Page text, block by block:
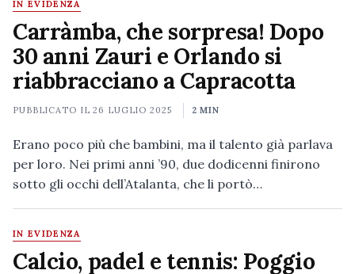
IN EVIDENZA
Carràmba, che sorpresa! Dopo
30 anni Zauri e Orlando si
riabbracciano a Capracotta
PUBBLICATO IL26 LUGLIO 2025 2 MIN
Erano poco più che bambini, ma il talento già parlava
per loro. Nei primi anni ’90, due dodicenni finirono
sotto gli occhi dell’Atalanta, che li portò…
IN EVIDENZA
Calcio, padel e tennis: Poggio